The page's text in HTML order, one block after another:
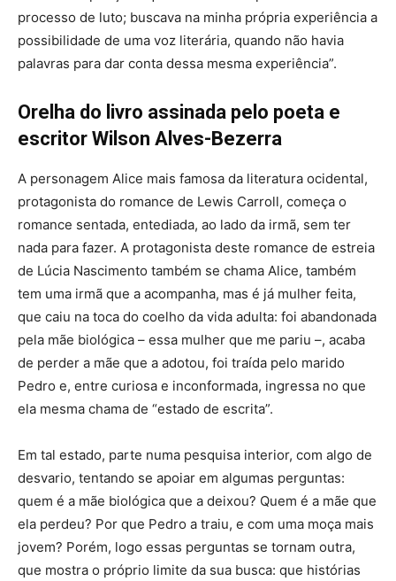
processo de luto; buscava na minha própria experiência a
possibilidade de uma voz literária, quando não havia
palavras para dar conta dessa mesma experiência”.
Orelha do livro assinada pelo poeta e
escritor Wilson Alves-Bezerra
A personagem Alice mais famosa da literatura ocidental,
protagonista do romance de Lewis Carroll, começa o
romance sentada, entediada, ao lado da irmã, sem ter
nada para fazer. A protagonista deste romance de estreia
de Lúcia Nascimento também se chama Alice, também
tem uma irmã que a acompanha, mas é já mulher feita,
que caiu na toca do coelho da vida adulta: foi abandonada
pela mãe biológica – essa mulher que me pariu –, acaba
de perder a mãe que a adotou, foi traída pelo marido
Pedro e, entre curiosa e inconformada, ingressa no que
ela mesma chama de “estado de escrita”.
Em tal estado, parte numa pesquisa interior, com algo de
desvario, tentando se apoiar em algumas perguntas:
quem é a mãe biológica que a deixou? Quem é a mãe que
ela perdeu? Por que Pedro a traiu, e com uma moça mais
jovem? Porém, logo essas perguntas se tornam outra,
que mostra o próprio limite da sua busca: que histórias